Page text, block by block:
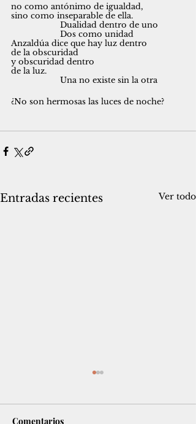
no como antónimo de igualdad,
sino como inseparable de ella.
Dualidad dentro de uno
Dos como unidad
Anzaldúa dice que hay luz dentro
de la obscuridad
y obscuridad dentro
de la luz.
Una no existe sin la otra
¿No son hermosas las luces de noche?
Entradas recientes Ver todo
Comentarios